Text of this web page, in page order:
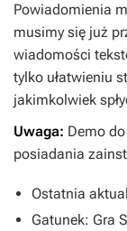
Powiadomienia
musimy się już
wiadomości
tylko ułatwieniu
jakimkolwiek
Uwaga: Demo
posiadania
Ostatnia
Gatunek: Gra